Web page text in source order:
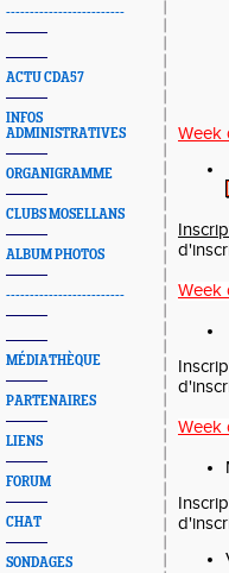
-------------------------
ACTU CDA57
INFOS
ADMINISTRATIVES
ORGANIGRAMME
CLUBS MOSELLANS
ALBUM PHOTOS
-------------------------
MÉDIATHÈQUE
PARTENAIRES
LIENS
FORUM
CHAT
SONDAGES
Week
Week
Week